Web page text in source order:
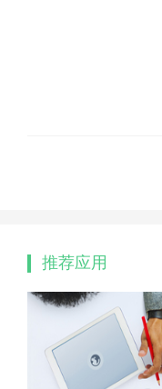
推荐应用